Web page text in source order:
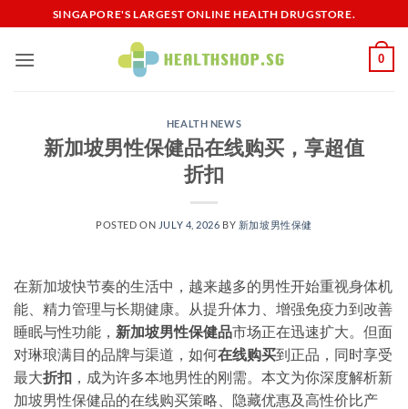
to
content
SINGAPORE'S LARGEST ONLINE HEALTH DRUGSTORE.
0
HEALTH NEWS
新加坡男性保健品在线购买，享超值
折扣
POSTED ON JULY 4, 2026 BY 新加坡男性保健​
在新加坡快节奏的生活中，越来越多的男性开始重视身体机
能、精力管理与长期健康。从提升体力、增强免疫力到改善
睡眠与性功能， 新加坡男性保健品市场正在迅速扩大。但面
对琳琅满目的品牌与渠道，如何在线购买到正品，同时享受
最大折扣 ，成为许多本地男性的刚需。本文为你深度解析新
加坡男性保健品的在线购买策略、隐藏优惠及高性价比产